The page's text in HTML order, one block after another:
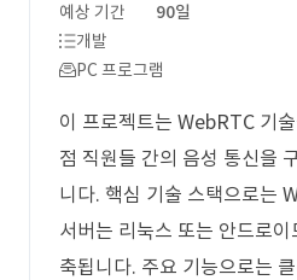
예상 기간
90일
개발
PC 프로그램
이 프로젝트는 WebRTC 기
점 직원들 간의 음성 통신을
니다. 핵심 기술 스택으로는
서버는 리눅스 또는 안드로
축됩니다. 주요 기능으로는